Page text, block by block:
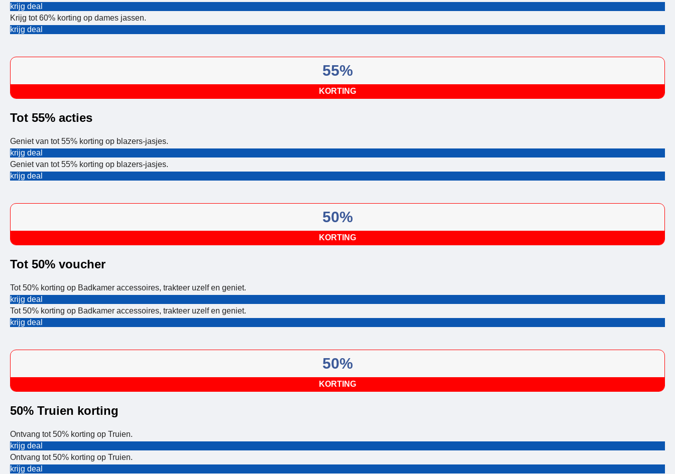
krijg deal
Krijg tot 60% korting op dames jassen.
krijg deal
55%
KORTING
Tot 55% acties
Geniet van tot 55% korting op blazers-jasjes.
krijg deal
Geniet van tot 55% korting op blazers-jasjes.
krijg deal
50%
KORTING
Tot 50% voucher
Tot 50% korting op Badkamer accessoires, trakteer uzelf en geniet.
krijg deal
Tot 50% korting op Badkamer accessoires, trakteer uzelf en geniet.
krijg deal
50%
KORTING
50% Truien korting
Ontvang tot 50% korting op Truien.
krijg deal
Ontvang tot 50% korting op Truien.
krijg deal